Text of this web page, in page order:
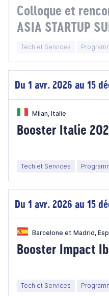
Colloque et
ASIA STARTUP
Singapour
Tech et Services
Du 1 avr. 2026 au 15
Milan, Italie
Booster Italie
Tech et Services
Du 1 avr. 2026 au 15
Barcelone et Madrid,
Booster Impact
Tech et Services